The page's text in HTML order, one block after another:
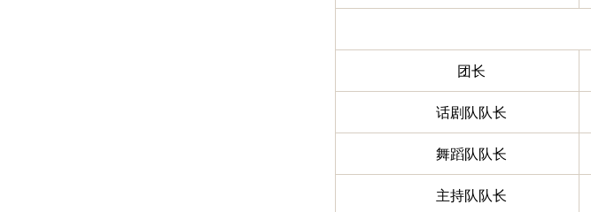
团长
话剧队队长
舞蹈队队长
主持队队长